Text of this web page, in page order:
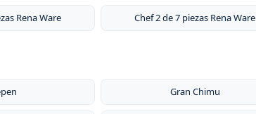
Rena Ware Chef 2 de 7 piezas Rena Ware
Gran Chimu